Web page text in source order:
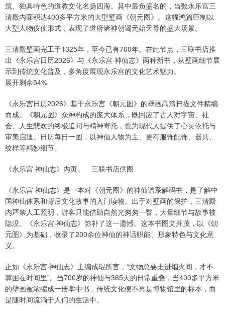
筑、独具特色的道教文化名扬四海。其中最负盛名的，当数永乐宫三
清殿内面积达400多平方米的大型壁画《朝元图》。这幅鸿篇巨制以
大型人物仪仗形式，表现了道府诸神朝谒元始天尊的盛大场景。
三清殿壁画完工于1325年，至今已有700年。在此节点，三联书店推
出《永乐宫日历2026》与《永乐宫·神仙志》两种新书，从壁画细节展
示到传统文化普及，多角度展现永乐宫的文化艺术魅力。
展开剩余54%
《永乐宫日历2026》基于永乐宫《朝元图》的壁画高清扫描文件精编
而成。《朝元图》众神构成的庞大体系，既回应了古人对宇宙、社
会、人生悲欢的终极追问与精神寄托，也为现代人提供了心灵依托与
审美启迪。日历每日一图，以神仙人物为主、更有服饰配饰、器具、
纹样等精妙细节。
《永乐宫·神仙志》内页。 三联书店供图
《永乐宫·神仙志》是一本对《朝元图》的神仙谱系解码书，是了解中
国神仙体系和背后文化故事的入门读物。出于对壁画的保护，三清殿
内严禁人工照明，游客只能借助自然光匆匆一瞥，大量细节与故事被
隐没。《永乐宫·神仙志》弥补了这一遗憾。这本书图文并茂，以《朝
元图》为基础，收录了200余位神仙的神话职能、形象特色与文化意
义。
正如《永乐宫·神仙志》主编成琨所言，“文物总要走进烟火间，才不
算困在时间里”。当700岁的神仙与365天的日常重叠，当400多平方米
的壁画被浓缩成一册掌中书，传统文化便不再是博物馆里的标本，而
是随时间流淌于人们的生活中。